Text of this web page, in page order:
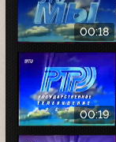
00:18
00:19